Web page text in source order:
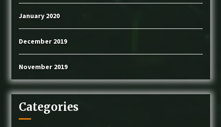
January 2020
December 2019
November 2019
Categories